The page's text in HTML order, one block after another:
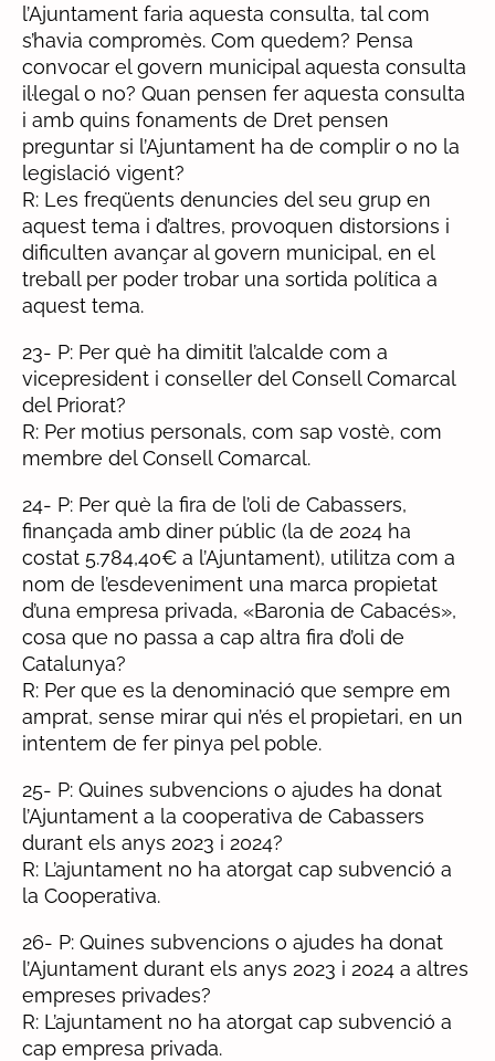
l’Ajuntament faria aquesta consulta, tal com
s’havia compromès. Com quedem? Pensa
convocar el govern municipal aquesta consulta
il·legal o no? Quan pensen fer aquesta consulta
i amb quins fonaments de Dret pensen
preguntar si l’Ajuntament ha de complir o no la
legislació vigent?
R: Les freqüents denuncies del seu grup en
aquest tema i d’altres, provoquen distorsions i
dificulten avançar al govern municipal, en el
treball per poder trobar una sortida política a
aquest tema.
23- P: Per què ha dimitit l’alcalde com a
vicepresident i conseller del Consell Comarcal
del Priorat?
R: Per motius personals, com sap vostè, com
membre del Consell Comarcal.
24- P: Per què la fira de l’oli de Cabassers,
finançada amb diner públic (la de 2024 ha
costat 5.784,40€ a l’Ajuntament), utilitza com a
nom de l’esdeveniment una marca propietat
d’una empresa privada, «Baronia de Cabacés»,
cosa que no passa a cap altra fira d’oli de
Catalunya?
R: Per que es la denominació que sempre em
amprat, sense mirar qui n’és el propietari, en un
intentem de fer pinya pel poble.
25- P: Quines subvencions o ajudes ha donat
l’Ajuntament a la cooperativa de Cabassers
durant els anys 2023 i 2024?
R: L’ajuntament no ha atorgat cap subvenció a
la Cooperativa.
26- P: Quines subvencions o ajudes ha donat
l’Ajuntament durant els anys 2023 i 2024 a altres
empreses privades?
R: L’ajuntament no ha atorgat cap subvenció a
cap empresa privada.